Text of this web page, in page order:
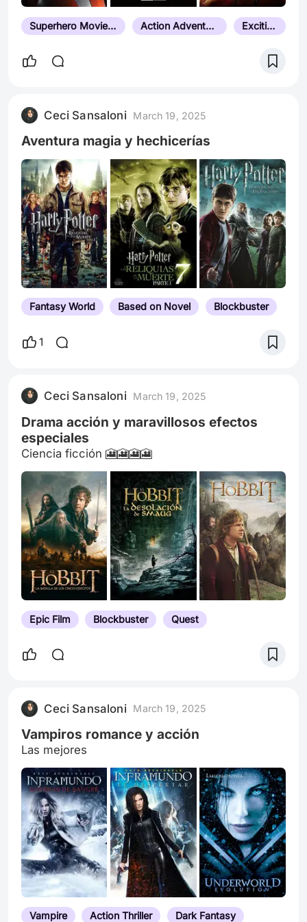
Superhero Movie/Series Action Adventure Exciting
Ceci Sansaloni March 19, 2025
Aventura magia y hechicerías
Fantasy World Based on Novel Blockbuster
1
Ceci Sansaloni March 19, 2025
Drama acción y maravillosos efectos
especiales
Ciencia ficción 🎦🎦🎦🎦
Epic Film Blockbuster Quest
Ceci Sansaloni March 19, 2025
Vampiros romance y acción
Las mejores
Vampire Action Thriller Dark Fantasy